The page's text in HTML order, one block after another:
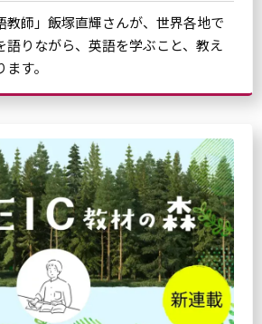
教師」飯塚直輝さんが、世界各地で
語りながら、英語を学ぶこと、教え
す。